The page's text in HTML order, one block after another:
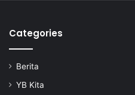
Categories
Berita
YB Kita